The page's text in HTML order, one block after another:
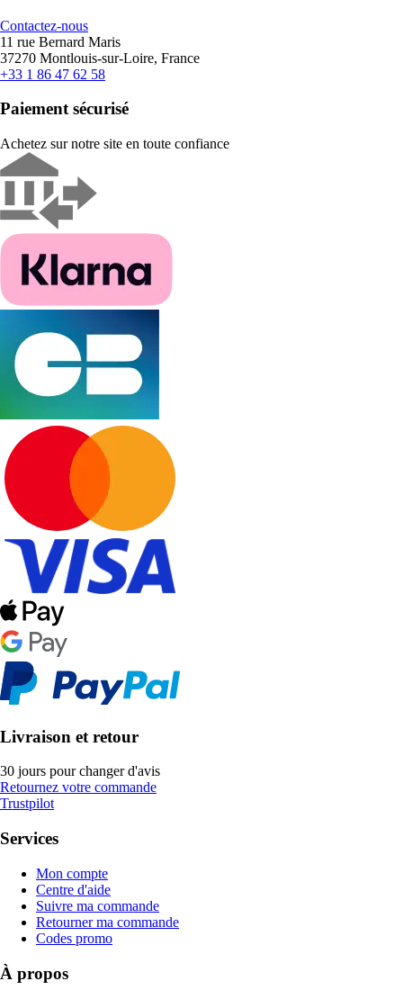
Contactez-nous
11 rue Bernard Maris
37270 Montlouis-sur-Loire, France
+33 1 86 47 62 58
Paiement sécurisé
Achetez sur notre site en toute confiance
Livraison et retour
30 jours pour changer d'avis
Retournez votre commande
Trustpilot
Services
Mon compte
Centre d'aide
Suivre ma commande
Retourner ma commande
Codes promo
À propos